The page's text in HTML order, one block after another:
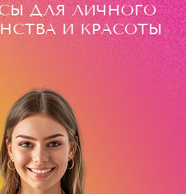
ДЛЯ ЛИЧНОГО
И КРАСОТЫ